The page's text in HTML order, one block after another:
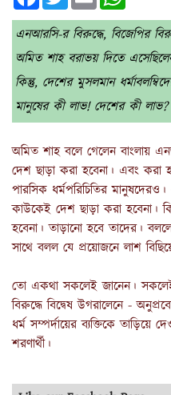
এনআরসি-র বিরুদ্ধে, বিজেপির
অমিত শাহ বরাভয় দিতে
কিন্তু, দেশের মুসলমান
মানুষের কী লাভ! দেশের কী লাভ?
অমিত শাহ বলে গেলেন বাংলায়
দেশ ছাড়া করা হবেনা। এবং করা
পারসিক ধর্মপরিচিতির
কাউকেই দেশ ছাড়া করা হবেনা।
হবেনা। তাড়ানো হবে তাদের।
সাথে বলল যে প্রয়োজনে লাশ
তো একথা সকলেই জানেন।
বিরুদ্ধে বিদ্বেষ উগরালেনে -
ধর্ম সম্পর্দায়ের ব্যক্তিকে
শরণার্থী।